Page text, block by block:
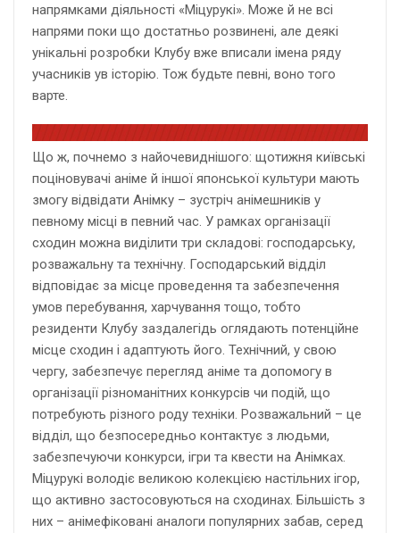
напрямками діяльності «Міцурукі». Може й не всі
напрями поки що достатньо розвинені, але деякі
унікальні розробки Клубу вже вписали імена ряду
учасників ув історію. Тож будьте певні, воно того
варте.
Що ж, почнемо з найочевиднішого: щотижня київські
поціновувачі аніме й іншої японської культури мають
змогу відвідати Анімку – зустріч анімешників у
певному місці в певний час. У рамках організації
сходин можна виділити три складові: господарську,
розважальну та технічну. Господарський відділ
відповідає за місце проведення та забезпечення
умов перебування, харчування тощо, тобто
резиденти Клубу заздалегідь оглядають потенційне
місце сходин і адаптують його. Технічний, у свою
чергу, забезпечує перегляд аніме та допомогу в
організації різноманітних конкурсів чи подій, що
потребують різного роду техніки. Розважальний – це
відділ, що безпосередньо контактує з людьми,
забезпечуючи конкурси, ігри та квести на Анімках.
Міцурукі володіє великою колекцією настільних ігор,
що активно застосовуються на сходинах. Більшість з
них – анімефіковані аналоги популярних забав, серед